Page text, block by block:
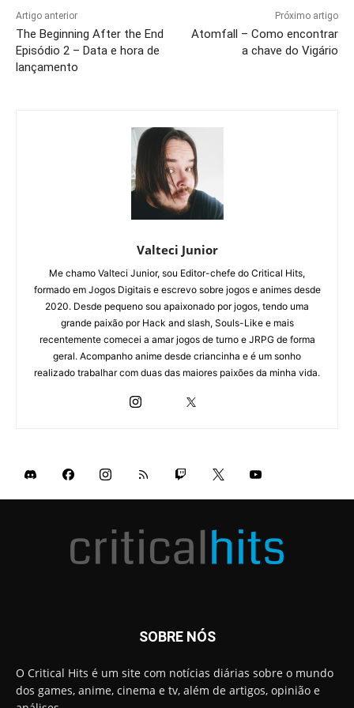
Artigo anterior
The Beginning After the End
Episódio 2 – Data e hora de
lançamento
Próximo artigo
Atomfall – Como encontrar
a chave do Vigário
Valteci Junior
Me chamo Valteci Junior, sou Editor-chefe do Critical Hits,
formado em Jogos Digitais e escrevo sobre jogos e animes desde
2020. Desde pequeno sou apaixonado por jogos, tendo uma
grande paixão por Hack and slash, Souls-Like e mais
recentemente comecei a amar jogos de turno e JRPG de forma
geral. Acompanho anime desde criancinha e é um sonho
realizado trabalhar com duas das maiores paixões da minha vida.
SOBRE NÓS
O Critical Hits é um site com notícias diárias sobre o mundo
dos games, anime, cinema e tv, além de artigos, opinião e